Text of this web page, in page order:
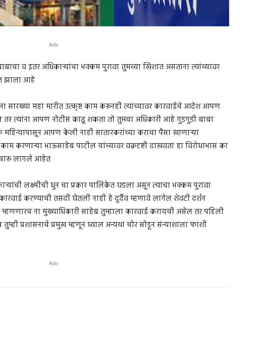
Adv
व इतर अधिकाऱ्यांचा भक्कम पुरावा तुमच्या खिशात असताना त्यांच्यावर
झाला आहे
सारख्या महा मारीत उत्कृष्ट काम करूनही त्यांच्यावर कारवाईचे आदेश आपण
त्यांना आपण नोटीस काढू शकता तो तुमचा अधिकारी आहे गुडगुडी बाबा
महिन्यापासून आपण केली नाही सातारकरांच्या कराचा पैसा खाणाऱ्या
करणाऱ्या भाऊसाहेब पाटील यांच्यावर वक्रदृष्टी दाखवता हा विरोधाभास का
लागले आहेत
लक्ष्मीची धुन चा प्रकार पालिकेत घडला असून त्याचा भक्कम पुरावा
करण्याची तसदी घेतली नाही हे दुर्दैव म्हणावे लागेल शेवटी दर्शन
ना मुख्याधिकारी साहेब तुम्हाला कारवाई करायची असेल तर पहिली
प्रशासनाचे प्रमुख म्हणून घ्याल अन्यथा चोर सोडून संन्याशाला फाशी
Adv